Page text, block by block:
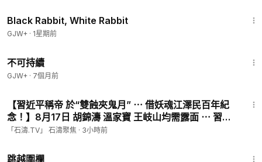
Black Rabbit, White Rabbit
GJW+ · 1星期前
不可持續
GJW+ · 7個月前
【習近平稱帝 於“雙蝕夾鬼月” ⋯ 借妖魂江澤民百年紀
念！】8月17日 胡錦濤 溫家寶 王岐山均需露面 ⋯ 習近
平-“天下無敵”以示天下！（08/07/26）#習近平
「石濤.TV」 石濤聚焦 · 3小時前
跳越圍欄